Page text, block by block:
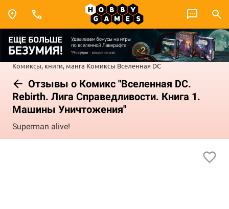
Комиксы, книги, манга Комиксы Вселенная DC
Отзывы о Комикс "Вселенная DC.
Rebirth. Лига Справедливости. Книга 1.
Машины Уничтожения"
Superman alive!